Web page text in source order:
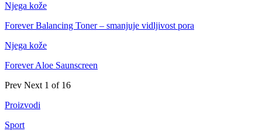
Njega kože
Forever Balancing Toner – smanjuje vidljivost pora
Njega kože
Forever Aloe Saunscreen
Prev Next 1 of 16
Proizvodi
Sport